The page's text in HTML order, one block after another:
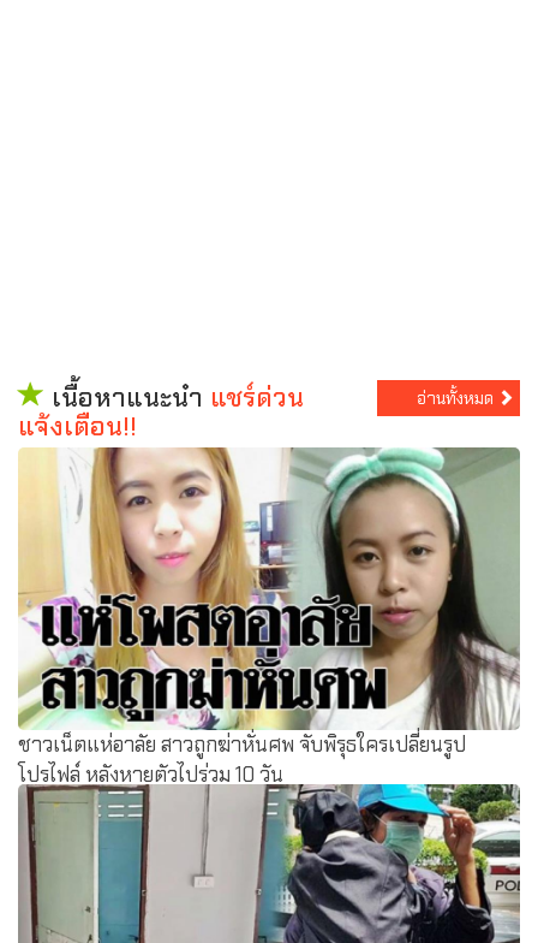
เนื้อหาแนะนำ แชร์ด่วน
แจ้งเตือน!!
อ่านทั้งหมด
ชาวเน็ตแห่อาลัย สาวถูกฆ่าหั่นศพ จับพิรุธใครเปลี่ยนรูป
โปรไฟล์ หลังหายตัวไปร่วม 10 วัน